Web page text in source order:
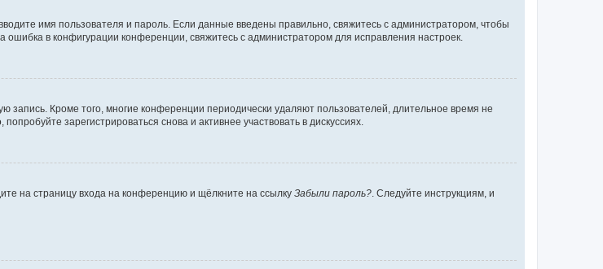
имя пользователя и пароль. Если данные введены правильно, свяжитесь с администратором, чтобы
в конфигурации конференции, свяжитесь с администратором для исправления настроек.
запись. Кроме того, многие конференции периодически удаляют пользователей, длительное время не
зарегистрироваться снова и активнее участвовать в дискуссиях.
на страницу входа на конференцию и щёлкните на ссылку Забыли пароль? . Следуйте инструкциям, и